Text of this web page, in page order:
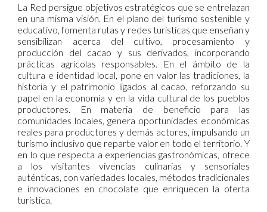
La Red persigue objetivos estratégicos que se entrelazan
en una misma visión. En el plano del turismo sostenible y
educativo, fomenta rutas y redes turísticas que enseñan y
sensibilizan acerca del cultivo, procesamiento y
producción del cacao y sus derivados, incorporando
prácticas agrícolas responsables. En el ámbito de la
cultura e identidad local, pone en valor las tradiciones, la
historia y el patrimonio ligados al cacao, reforzando su
papel en la economía y en la vida cultural de los pueblos
productores. En materia de beneficio para las
comunidades locales, genera oportunidades económicas
reales para productores y demás actores, impulsando un
turismo inclusivo que reparte valor en todo el territorio. Y
en lo que respecta a experiencias gastronómicas, ofrece
a los visitantes vivencias culinarias y sensoriales
auténticas, con variedades locales, métodos tradicionales
e innovaciones en chocolate que enriquecen la oferta
turística.